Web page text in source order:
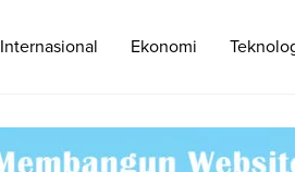
Internasional Ekonomi